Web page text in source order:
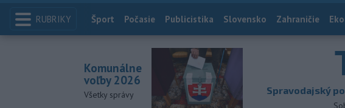
RUBRIKY Index
Šport Počasie Publicistika Slovensko Zahraničie
Spravodajský
Komunálne
voľby 2026
Všetky správy